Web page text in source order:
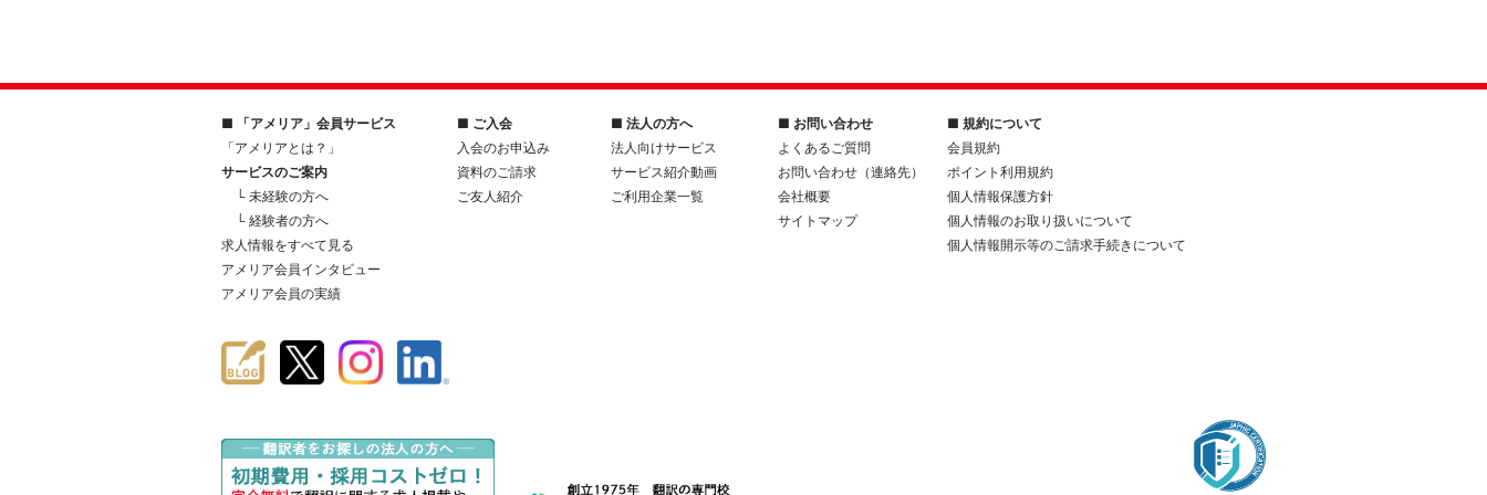
■ 「アメリア」会員サービス
「アメリアとは？」
サービスのご案内
└ 未経験の方へ
└ 経験者の方へ
求人情報をすべて見る
アメリア会員インタビュー
アメリア会員の実績
■ ご入会
入会のお申込み
資料のご請求
ご友人紹介
■ 法人の方へ
法人向けサービス
サービス紹介動画
ご利用企業一覧
■ お問い合わせ
よくあるご質問
お問い合わせ（連絡先）
会社概要
サイトマップ
■ 規約について
会員規約
ポイント利用規約
個人情報保護方針
個人情報のお取り扱いについて
個人情報開示等のご請求手続きについて